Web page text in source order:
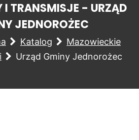
I TRANSMISJE - URZĄD
JEDNOROŻEC
Katalog
Mazowieckie
Urząd Gminy Jednorożec